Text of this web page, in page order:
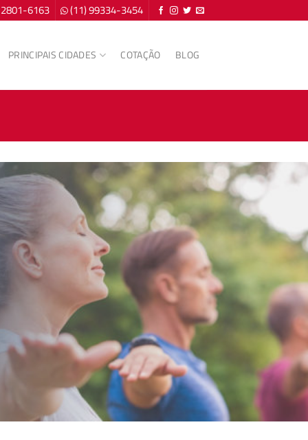
6163 (11) 99334-3454
PRINCIPAIS CIDADES COTAÇÃO BLOG